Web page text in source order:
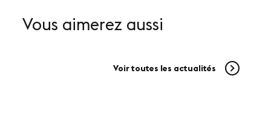
Vous aimerez aussi
Voir toutes les actualités